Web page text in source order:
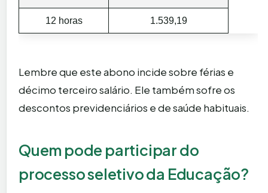
12 horas 1.539,19
Lembre que este abono incide sobre férias e
décimo terceiro salário. Ele também sofre os
descontos previdenciários e de saúde habituais.
Quem pode participar do
processo seletivo da Educação?